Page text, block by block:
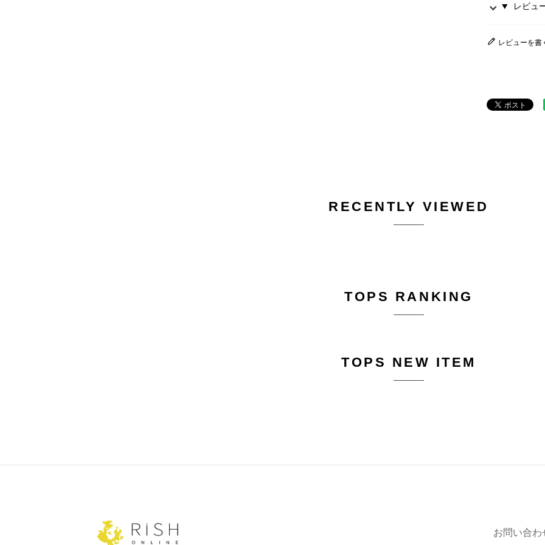
レビュ
レビューを書
RECENTLY VIEWED
TOPS RANKING
TOPS NEW ITEM
お問い合わ